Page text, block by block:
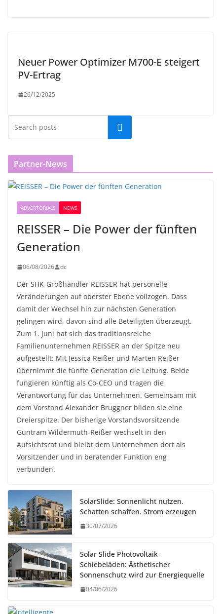
Neuer Power Optimizer M700-E steigert
PV-Ertrag
26/12/2025
Partner-News
ADVERTORIALS NEWS
REISSER – Die Power der fünften
Generation
06/08/2026 dc
Der SHK-Großhändler REISSER hat personelle
Veränderungen auf oberster Ebene vollzogen. Dass
damit der Wechsel hin zur nächsten Generation
gelingen wird, davon sind alle Beteiligten überzeugt.
Zum 1. Juni hat sich das traditionsreiche
Familienunternehmen REISSER an der Spitze neu
aufgestellt: Mit Jessica Reißer und Marten Reißer
übernimmt die fünfte Generation die Leitung. Beide
fungieren künftig als Co-CEO und tragen die
Verantwortung für das Unternehmen. Gemeinsam mit
dem Vorstand Alexander Bruggner bilden sie eine
Dreierspitze. Der bisherige Vorstandsvorsitzende
Guntram Wildermuth-Reißer wechselt in den
Aufsichtsrat und bleibt dem Unternehmen dort als
Vorsitzender und in beratender Funktion eng
verbunden.
SolarSlide: Sonnenlicht nutzen.
Schatten schaffen. Strom erzeugen
30/07/2026
Solar Slide Photovoltaik-
Schiebeläden: Ästhetischer
Sonnenschutz wird zur Energiequelle
04/06/2026